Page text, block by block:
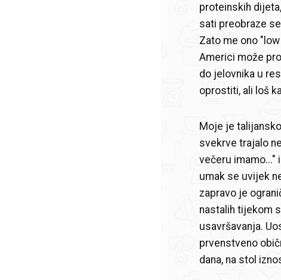
proteinskih
sati preobraze
Zato me ono
Americi može
do jelovnika u
oprostiti, ali loš
Moje je
svekrve trajalo
večeru imamo..."
umak se uvijek
zapravo je
nastalih tijekom
usavršavanja.
prvenstveno
dana, na stol